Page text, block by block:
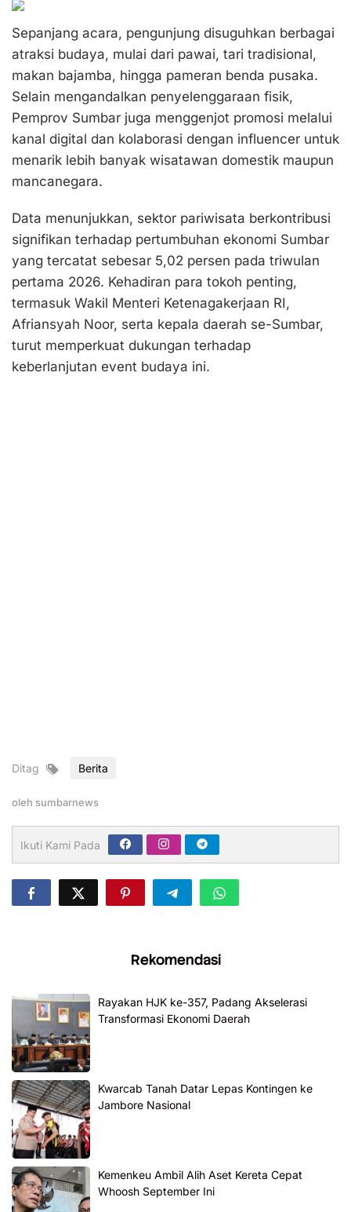
Sepanjang acara, pengunjung disuguhkan berbagai
atraksi budaya, mulai dari pawai, tari tradisional,
makan bajamba, hingga pameran benda pusaka.
Selain mengandalkan penyelenggaraan fisik,
Pemprov Sumbar juga menggenjot promosi melalui
kanal digital dan kolaborasi dengan influencer untuk
menarik lebih banyak wisatawan domestik maupun
mancanegara.
Data menunjukkan, sektor pariwisata berkontribusi
signifikan terhadap pertumbuhan ekonomi Sumbar
yang tercatat sebesar 5,02 persen pada triwulan
pertama 2026. Kehadiran para tokoh penting,
termasuk Wakil Menteri Ketenagakerjaan RI,
Afriansyah Noor, serta kepala daerah se-Sumbar,
turut memperkuat dukungan terhadap
keberlanjutan event budaya ini.
Ditag Berita
oleh sumbarnews
Ikuti Kami Pada
Rekomendasi
Rayakan HJK ke-357, Padang Akselerasi
Transformasi Ekonomi Daerah
Kwarcab Tanah Datar Lepas Kontingen ke
Jambore Nasional
Kemenkeu Ambil Alih Aset Kereta Cepat
Whoosh September Ini